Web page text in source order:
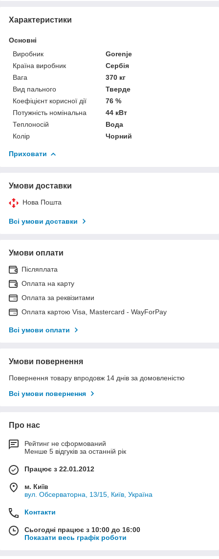
Характеристики
Основні
Виробник
Gorenje
Країна виробник
Сербія
Вага
370 кг
Вид пального
Тверде
Коефіцієнт корисної дії
76 %
Потужність номінальна
44 кВт
Теплоносій
Вода
Колір
Чорний
Приховати
Умови доставки
Нова Пошта
Всі умови доставки
Умови оплати
Післяплата
Оплата на карту
Оплата за реквізитами
Оплата картою Visa, Mastercard - WayForPay
Всі умови оплати
Умови повернення
Повернення товару впродовж 14 днів за домовленістю
Всі умови повернення
Про нас
Рейтинг не сформований
Менше 5 відгуків за останній рік
Працює з 22.01.2012
м. Київ
вул. Обсерваторна, 13/15, Київ, Україна
Контакти
Сьогодні працює з 10:00 до 16:00
Показати весь графік роботи